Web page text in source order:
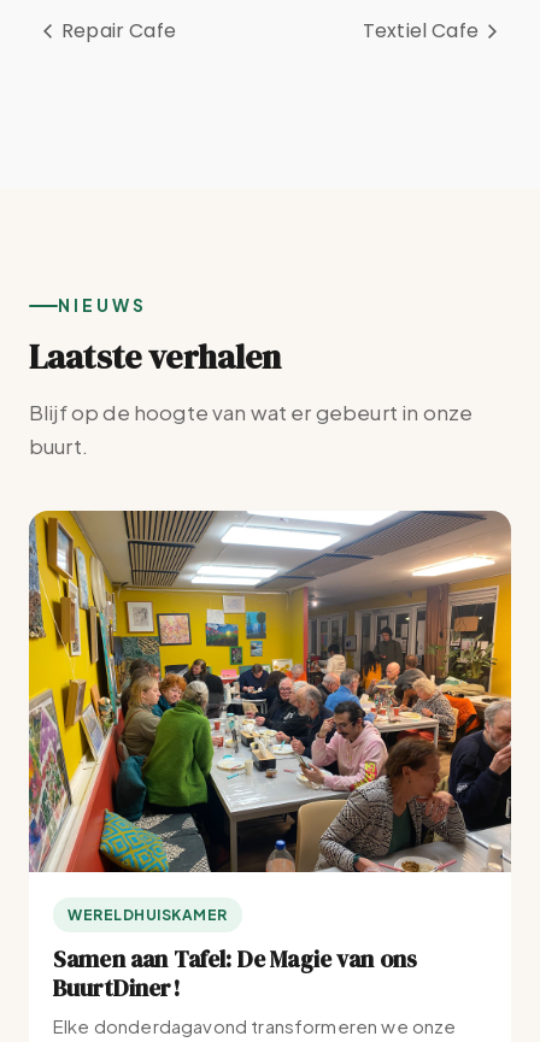
Repair Cafe Textiel Cafe
NIEUWS
Laatste verhalen
Blijf op de hoogte van wat er gebeurt in onze
buurt.
WERELDHUISKAMER
Samen aan Tafel: De Magie van ons
BuurtDiner!
Elke donderdagavond transformeren we onze